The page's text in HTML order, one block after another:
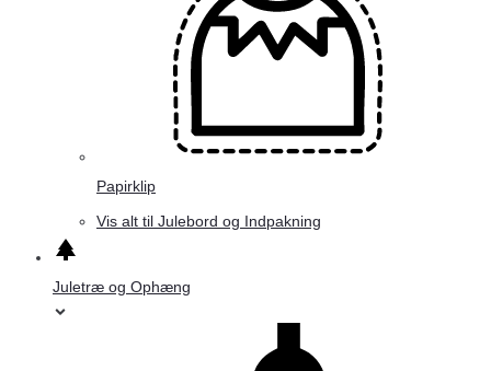
Papirklip
Vis alt til Julebord og Indpakning
Juletræ og Ophæng